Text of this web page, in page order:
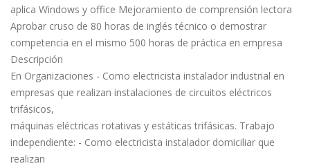
aplica Windows y office Mejoramiento de comprensión lectora
Aprobar cruso de 80 horas de inglés técnico o demostrar
competencia en el mismo 500 horas de práctica en empresa
Descripción
En Organizaciones - Como electricista instalador industrial en
empresas que realizan instalaciones de circuitos eléctricos
trifásicos,
máquinas eléctricas rotativas y estáticas trifásicas. Trabajo
independiente: - Como electricista instalador domiciliar que
realizan